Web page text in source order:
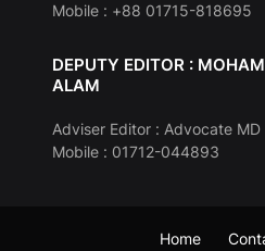
Mobile : +88 01715-818695
DEPUTY EDITOR :
ALAM
Adviser Editor : Advocate MD
Mobile : 01712-044893
Home